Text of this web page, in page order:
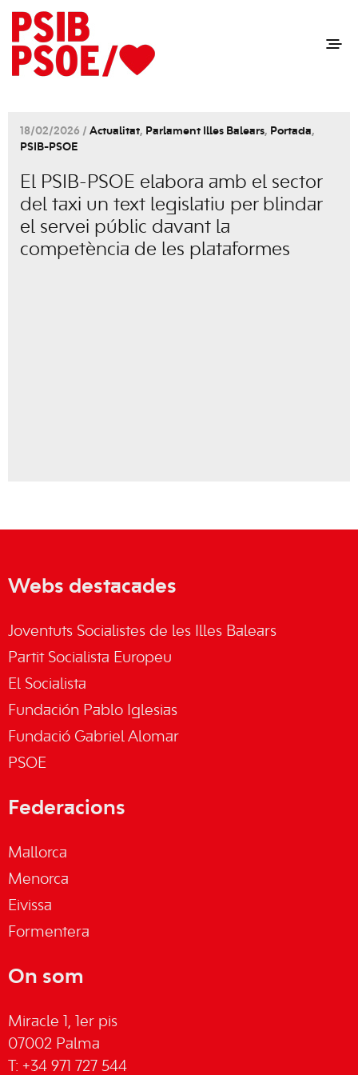
18/02/2026 / Actualitat, Parlament Illes Balears, Portada,
PSIB-PSOE
El PSIB-PSOE elabora amb el sector
del taxi un text legislatiu per blindar
el servei públic davant la
competència de les plataformes
Webs destacades
Joventuts Socialistes de les Illes Balears
Partit Socialista Europeu
El Socialista
Fundación Pablo Iglesias
Fundació Gabriel Alomar
PSOE
Federacions
Mallorca
Menorca
Eivissa
Formentera
On som
Miracle 1, 1er pis
07002 Palma
T: +34 971 727 544